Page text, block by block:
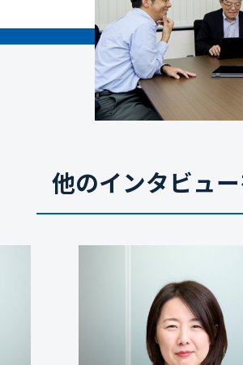
他のインタビュ